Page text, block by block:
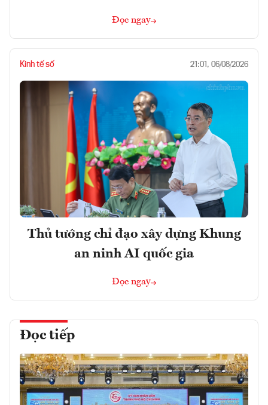
Đọc ngay
Kinh tế số 21:01, 06/08/2026
Thủ tướng chỉ đạo xây dựng Khung
an ninh AI quốc gia
Đọc ngay
Đọc tiếp